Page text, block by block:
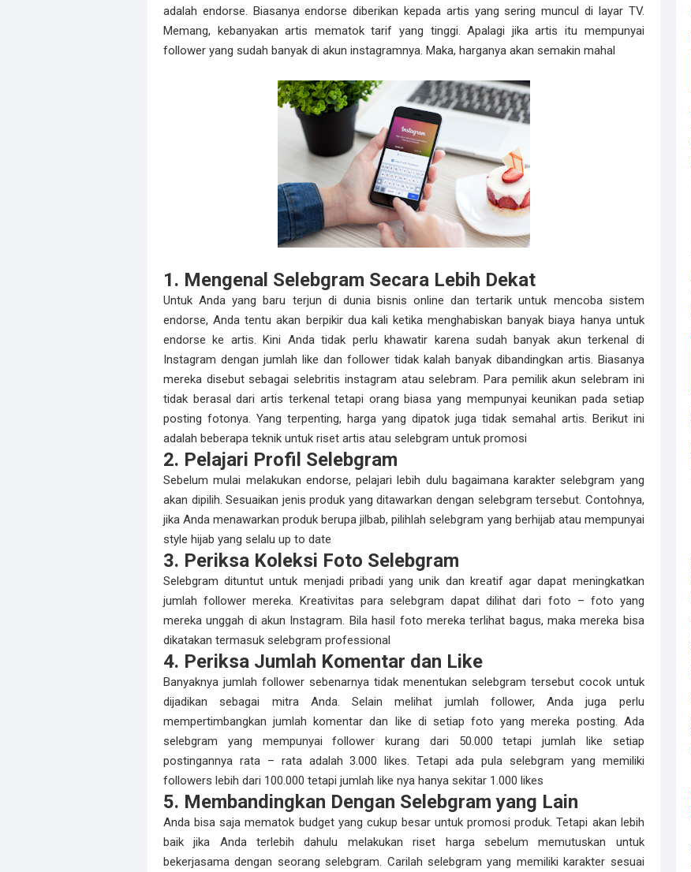
adalah endorse. Biasanya endorse diberikan kepada artis yang sering muncul di layar TV.
Memang, kebanyakan artis mematok tarif yang tinggi. Apalagi jika artis itu mempunyai
follower yang sudah banyak di akun instagramnya. Maka, harganya akan semakin mahal
1. Mengenal Selebgram Secara Lebih Dekat
Untuk Anda yang baru terjun di dunia bisnis online dan tertarik untuk mencoba sistem
endorse, Anda tentu akan berpikir dua kali ketika menghabiskan banyak biaya hanya untuk
endorse ke artis. Kini Anda tidak perlu khawatir karena sudah banyak akun terkenal di
Instagram dengan jumlah like dan follower tidak kalah banyak dibandingkan artis. Biasanya
mereka disebut sebagai selebritis instagram atau selebram. Para pemilik akun selebram ini
tidak berasal dari artis terkenal tetapi orang biasa yang mempunyai keunikan pada setiap
posting fotonya. Yang terpenting, harga yang dipatok juga tidak semahal artis. Berikut ini
adalah beberapa teknik untuk riset artis atau selebgram untuk promosi
2. Pelajari Profil Selebgram
Sebelum mulai melakukan endorse, pelajari lebih dulu bagaimana karakter selebgram yang
akan dipilih. Sesuaikan jenis produk yang ditawarkan dengan selebgram tersebut. Contohnya,
jika Anda menawarkan produk berupa jilbab, pilihlah selebgram yang berhijab atau mempunyai
style hijab yang selalu up to date
3. Periksa Koleksi Foto Selebgram
Selebgram dituntut untuk menjadi pribadi yang unik dan kreatif agar dapat meningkatkan
jumlah follower mereka. Kreativitas para selebgram dapat dilihat dari foto – foto yang
mereka unggah di akun Instagram. Bila hasil foto mereka terlihat bagus, maka mereka bisa
dikatakan termasuk selebgram professional
4. Periksa Jumlah Komentar dan Like
Banyaknya jumlah follower sebenarnya tidak menentukan selebgram tersebut cocok untuk
dijadikan sebagai mitra Anda. Selain melihat jumlah follower, Anda juga perlu
mempertimbangkan jumlah komentar dan like di setiap foto yang mereka posting. Ada
selebgram yang mempunyai follower kurang dari 50.000 tetapi jumlah like setiap
postingannya rata – rata adalah 3.000 likes. Tetapi ada pula selebgram yang memiliki
followers lebih dari 100.000 tetapi jumlah like nya hanya sekitar 1.000 likes
5. Membandingkan Dengan Selebgram yang Lain
Anda bisa saja mematok budget yang cukup besar untuk promosi produk. Tetapi akan lebih
baik jika Anda terlebih dahulu melakukan riset harga sebelum memutuskan untuk
bekerjasama dengan seorang selebgram. Carilah selebgram yang memiliki karakter sesuai